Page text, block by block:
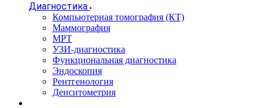
Диагностика
Компьютерная томография (КТ)
Маммография
МРТ
УЗИ-диагностика
Функциональная диагностика
Эндоскопия
Рентгенология
Денситометрия